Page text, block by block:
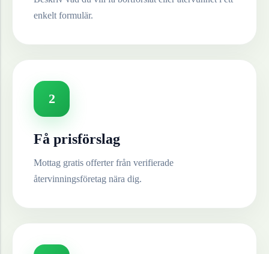
enkelt formulär.
2
Få prisförslag
Mottag gratis offerter från verifierade
återvinningsföretag nära dig.